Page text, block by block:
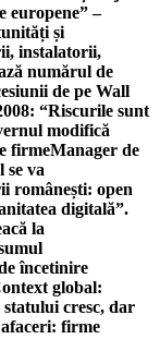
europene” –
și
instalatorii,
numărul de
de pe Wall
“Riscurile sunt
modifică
firmeManager de
va
românești: open
digitală”.
la
încetinire
global:
cresc, dar
firme